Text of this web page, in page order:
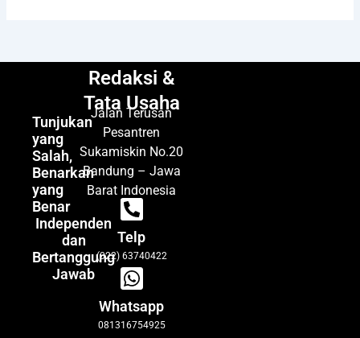
Tunjukan
yang
Salah,
Benarkan
yang
Benar
Independen
dan
Bertanggung
Jawab
Redaksi &
Tata Usaha
Jalan Terusan
Pesantren
Sukamiskin No.20
Bandung – Jawa
Barat Indonesia
Telp
(022) 63740422
Whatsapp
081316754925